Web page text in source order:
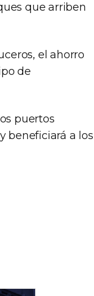
que arriben
el ahorro
de
puertos
beneficiará a los